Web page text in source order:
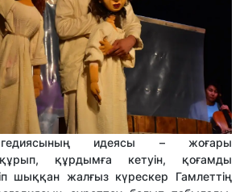
идеясы – жоғары
құрдымға кетуін, қоғамды
шыққан жалғыз күрескер Гамлеттің